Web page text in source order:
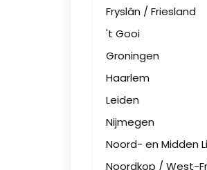
Fryslân / Friesland
't Gooi
Groningen
Haarlem
Leiden
Nijmegen
Noord- en Midden
Noordkop / West-